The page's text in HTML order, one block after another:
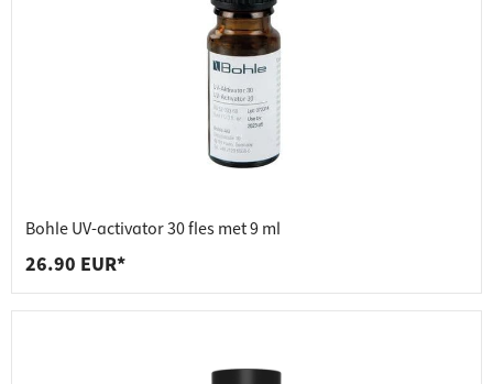
Bohle UV-activator 30 fles met 9 ml
26.90 EUR*